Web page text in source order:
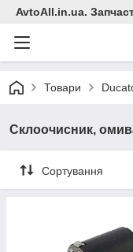
AvtoAll.in.ua.
Товари
Склоочисник,
Сортування